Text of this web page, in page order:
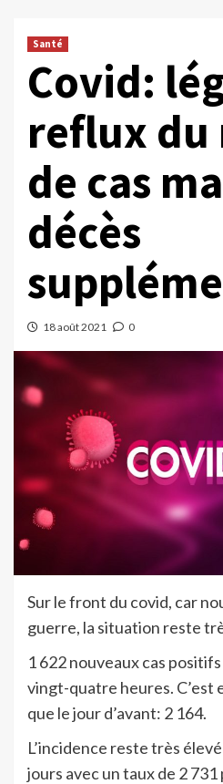
Santé
Covid:
reflux du
de cas
décès
18 août 2021 0
Sur le front du covid, car
guerre, la situation reste
1 622 nouveaux cas
vingt-quatre heures. C’est
que le jour d’avant: 2 164.
L’incidence reste très
jours avec un taux de 2